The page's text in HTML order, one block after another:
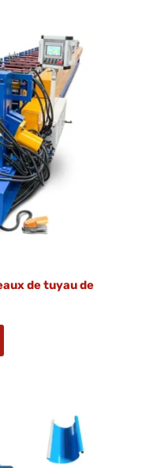
de tuyau de